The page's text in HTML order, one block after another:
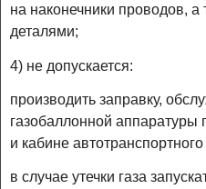
на наконечники проводов,
деталями;
4) не допускается:
производить заправку,
газобаллонной
и кабине
в случае утечки газа